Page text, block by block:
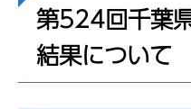
第524回千葉
結果について